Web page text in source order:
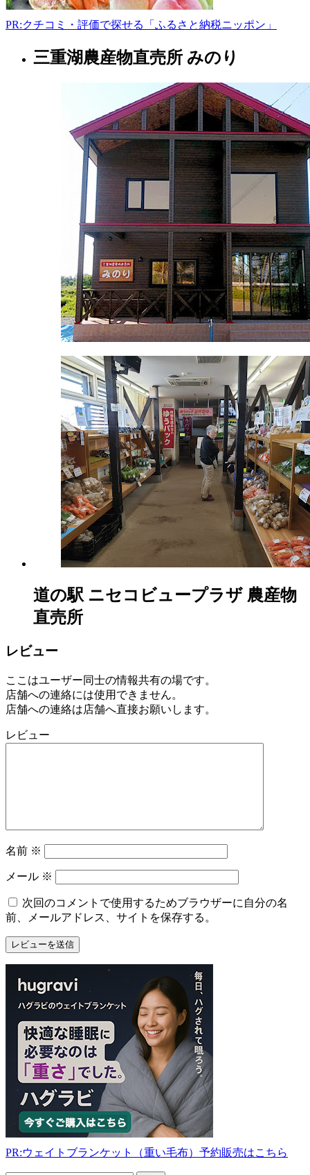
9:30-
16:00
PR:クチコミ・評価で探せる「ふるさと納税ニッポン」
北
三重湖農産物直売所 みのり
道の駅 ニセコビュープラザ 農産物
直売所
レビュー
ここはユーザー同士の情報共有の場です。
店舗への連絡には使用できません。
店舗への連絡は店舗へ直接お願いします。
レビュー
名前 ※
メール ※
次回のコメントで使用するためブラウザーに自分の名
前、メールアドレス、サイトを保存する。
PR:ウェイトブランケット（重い毛布）予約販売はこちら